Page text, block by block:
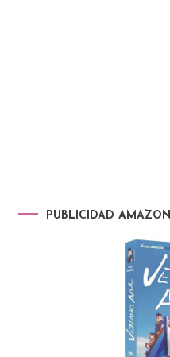
PUBLICIDAD AMAZON